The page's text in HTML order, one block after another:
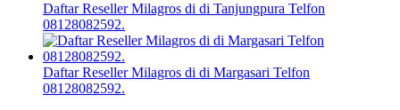
Daftar Reseller Milagros di di Tanjungpura Telfon
08128082592.
Daftar Reseller Milagros di di Margasari Telfon
08128082592.